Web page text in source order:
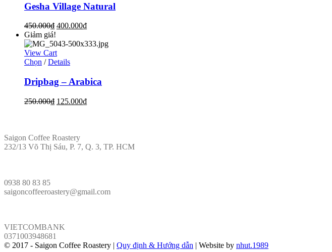
Gesha Village Natural
450.000₫ 400.000₫
Giảm giá!
View Cart
Chọn / Details
Dripbag – Arabica
250.000₫ 125.000₫
Saigon Coffee Roastery
232/13 Võ Thị Sáu, P. 7, Q. 3, TP. HCM
0938 80 83 85
saigoncoffeeroastery@gmail.com
VIETCOMBANK
0371003948681
© 2017 - Saigon Coffee Roastery | Quy định & Hướng dẫn | Website by nhut.1989